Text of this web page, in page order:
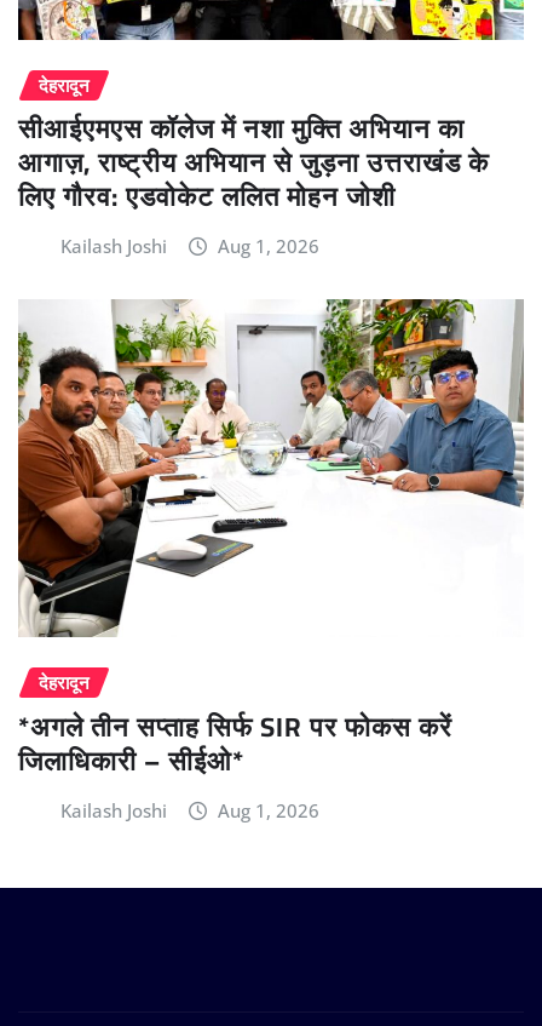
देहरादून
सीआईएमएस कॉलेज में नशा मुक्ति अभियान का
आगाज़, राष्ट्रीय अभियान से जुड़ना उत्तराखंड के
लिए गौरव: एडवोकेट ललित मोहन जोशी
Kailash Joshi Aug 1, 2026
देहरादून
*अगले तीन सप्ताह सिर्फ SIR पर फोकस करें
जिलाधिकारी – सीईओ*
Kailash Joshi Aug 1, 2026